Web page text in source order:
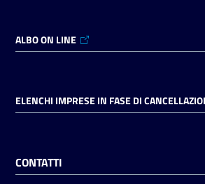
Prenotazioni
on line
on line
ALBO ON LINE
ELENCHI IMPRESE IN FASE DI
CONTATTI